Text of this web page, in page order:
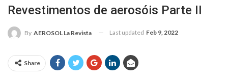
Revestimentos de aerosóis Parte II
By AEROSOL La Revista Last updated Feb 9, 2022
Share